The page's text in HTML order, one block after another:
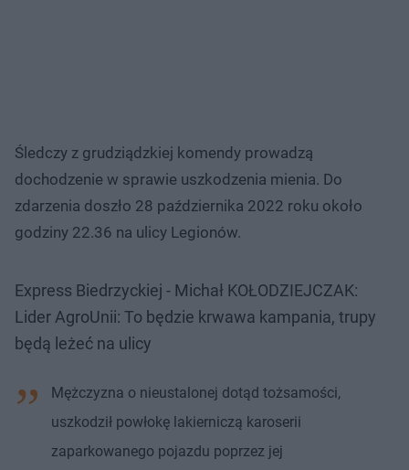
Śledczy z grudziądzkiej komendy prowadzą
dochodzenie w sprawie uszkodzenia mienia. Do
zdarzenia doszło 28 października 2022 roku około
godziny 22.36 na ulicy Legionów.
Express Biedrzyckiej - Michał KOŁODZIEJCZAK:
Lider AgroUnii: To będzie krwawa kampania, trupy
będą leżeć na ulicy
Mężczyzna o nieustalonej dotąd tożsamości,
uszkodził powłokę lakierniczą karoserii
zaparkowanego pojazdu poprzez jej